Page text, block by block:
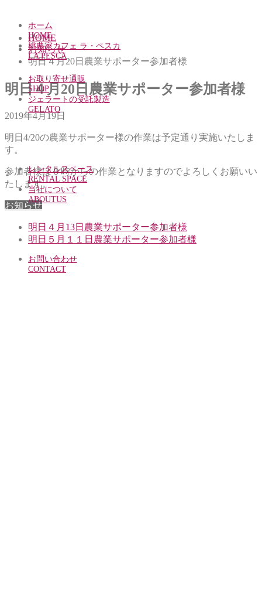
ホーム
HOME
桃農家カフェ ラ・ペスカ
LA PESCA
お取り寄せ通販
SHOP
ジェラートの受託製造
GELATO
レンタルスペース
RENTAL SPACE
当社について
ABOUTUS
お問い合わせ
CONTACT
HOME
お知らせ
明日４月20日農業サポーター参加者様
明日４月20日農業サポーター参加者様
2019年4月19日
明日4/20の農業サポーター様の作業は予定通り実施いたしま
す。
参加者様は９時からの作業となりますのでよろしくお願いい
たします。
お知らせ
明日４月13日農業サポーター参加者様
明日５月１１日農業サポーター参加者様